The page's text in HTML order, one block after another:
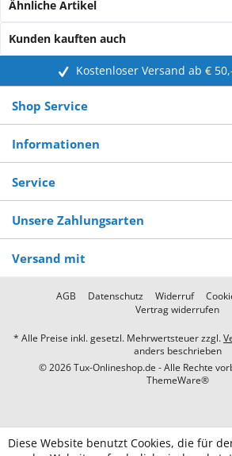
Ähnliche Artikel
Kunden kauften auch
Kostenloser Versand ab €
Shop Service
Informationen
Service
Unsere Zahlungsarten
Versand mit
AGB Datenschutz Widerruf
Vertrag widerrufen
* Alle Preise inkl. gesetzl. Mehrwertsteuer zzgl.
anders beschrieben
© 2026 Tux-Onlineshop.de - Alle Rechte
ThemeWare®
Diese Website benutzt Cookies, die für